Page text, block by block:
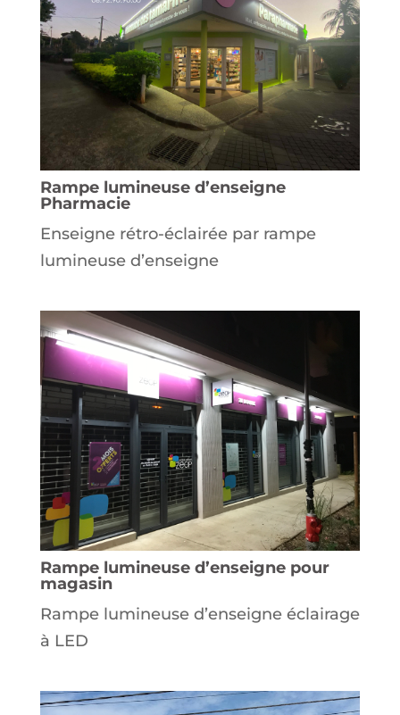
Rampe lumineuse d’enseigne
Pharmacie
Enseigne rétro-éclairée par rampe
lumineuse d’enseigne
Rampe lumineuse d’enseigne pour
magasin
Rampe lumineuse d’enseigne éclairage
à LED